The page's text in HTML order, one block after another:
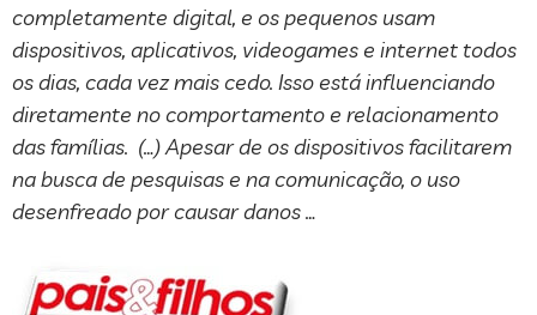
completamente digital, e os pequenos usam
dispositivos, aplicativos, videogames e internet todos
os dias, cada vez mais cedo. Isso está influenciando
diretamente no comportamento e relacionamento
das famílias. (…) Apesar de os dispositivos facilitarem
na busca de pesquisas e na comunicação, o uso
desenfreado por causar danos …